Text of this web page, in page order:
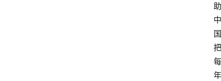
助
中
国
把
每
年